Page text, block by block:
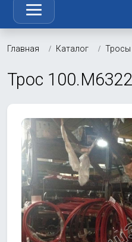
Главная Каталог Тросы
Трос